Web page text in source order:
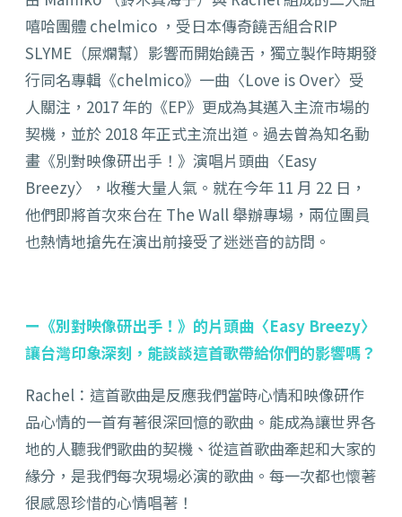
嘻哈團體 chelmico ，受日本傳奇饒舌組合RIP
SLYME（屎爛幫）影響而開始饒舌，獨立製作時期發
行同名專輯《chelmico》一曲〈Love is Over〉受
人關注，2017 年的《EP》更成為其邁入主流市場的
契機，並於 2018 年正式主流出道。過去曾為知名動
畫《別對映像研出手！》演唱片頭曲〈Easy
Breezy〉，收穫大量人氣。就在今年 11 月 22 日，
他們即將首次來台在 The Wall 舉辦專場，兩位團員
也熱情地搶先在演出前接受了迷迷音的訪問。
ー《別對映像研出手！》的片頭曲〈Easy Breezy〉
讓台灣印象深刻，能談談這首歌帶給你們的影響嗎？
Rachel：這首歌曲是反應我們當時心情和映像研作
品心情的一首有著很深回憶的歌曲。能成為讓世界各
地的人聽我們歌曲的契機、從這首歌曲牽起和大家的
緣分，是我們每次現場必演的歌曲。每一次都也懷著
很感恩珍惜的心情唱著！